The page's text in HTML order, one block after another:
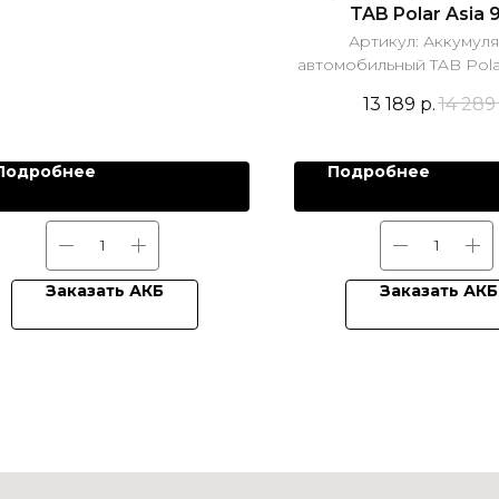
Заказать АКБ
TAB Polar Asia
Артикул:
автомобильный TAB
13 189 р.14 289
Подробнее
Заказать АКБ